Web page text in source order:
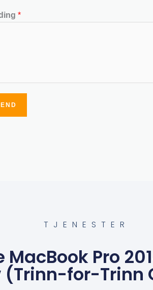
*
TJENESTER
Pro
(Trinn-for-Trinn